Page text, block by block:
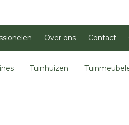
Over ons Contact
Tuinhuizen